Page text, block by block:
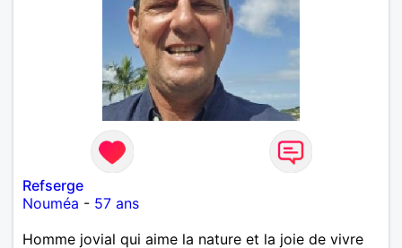
Refserge
Nouméa - 57 ans
Homme jovial qui aime la nature et la joie de vivre